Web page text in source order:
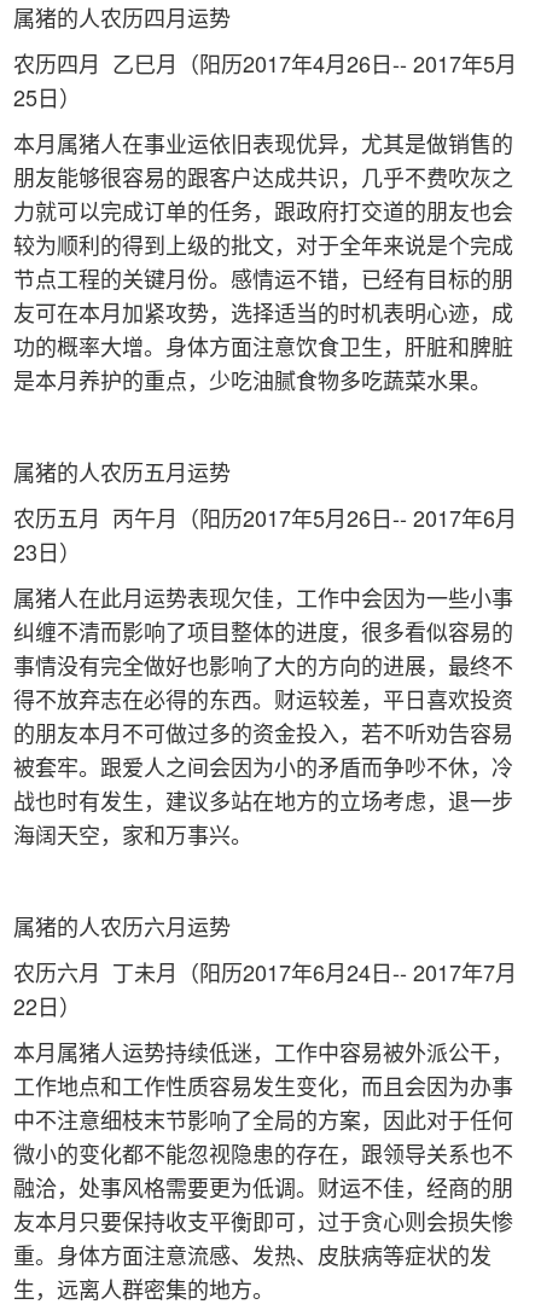
属猪的人农历四月运势
农历四月 乙巳月（阳历2017年4月26日-- 2017年5月
25日）
本月属猪人在事业运依旧表现优异，尤其是做销售的
朋友能够很容易的跟客户达成共识，几乎不费吹灰之
力就可以完成订单的任务，跟政府打交道的朋友也会
较为顺利的得到上级的批文，对于全年来说是个完成
节点工程的关键月份。感情运不错，已经有目标的朋
友可在本月加紧攻势，选择适当的时机表明心迹，成
功的概率大增。身体方面注意饮食卫生，肝脏和脾脏
是本月养护的重点，少吃油腻食物多吃蔬菜水果。
属猪的人农历五月运势
农历五月 丙午月（阳历2017年5月26日-- 2017年6月
23日）
属猪人在此月运势表现欠佳，工作中会因为一些小事
纠缠不清而影响了项目整体的进度，很多看似容易的
事情没有完全做好也影响了大的方向的进展，最终不
得不放弃志在必得的东西。财运较差，平日喜欢投资
的朋友本月不可做过多的资金投入，若不听劝告容易
被套牢。跟爱人之间会因为小的矛盾而争吵不休，冷
战也时有发生，建议多站在地方的立场考虑，退一步
海阔天空，家和万事兴。
属猪的人农历六月运势
农历六月 丁未月（阳历2017年6月24日-- 2017年7月
22日）
本月属猪人运势持续低迷，工作中容易被外派公干，
工作地点和工作性质容易发生变化，而且会因为办事
中不注意细枝末节影响了全局的方案，因此对于任何
微小的变化都不能忽视隐患的存在，跟领导关系也不
融洽，处事风格需要更为低调。财运不佳，经商的朋
友本月只要保持收支平衡即可，过于贪心则会损失惨
重。身体方面注意流感、发热、皮肤病等症状的发
生，远离人群密集的地方。